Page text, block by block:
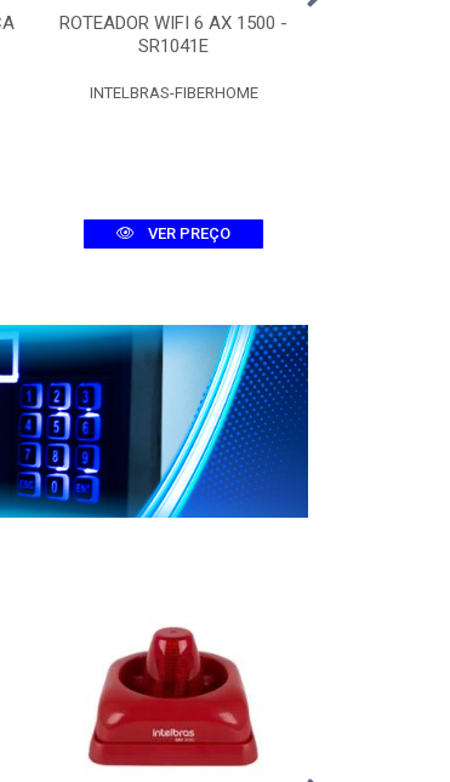
ROTEADOR WIFI 6 AX 1500 -
SR1041E
INTELBRAS-FIBERHOME
VER PREÇO